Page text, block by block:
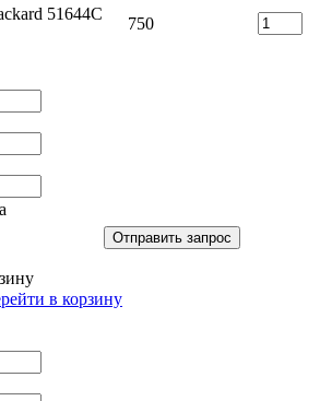
51644C
750
Отправить запрос
в корзину